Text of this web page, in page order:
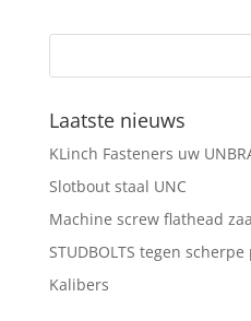
Laatste nieuws
KLinch Fasteners uw
Slotbout staal UNC
Machine screw flathead
STUDBOLTS tegen
Kalibers